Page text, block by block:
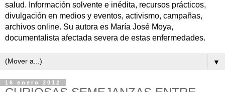
salud. Información solvente e inédita, recursos prácticos,
divulgación en medios y eventos, activismo, campañas,
archivos online. Su autora es María José Moya,
documentalista afectada severa de estas enfermedades.
▼
16 enero 2012